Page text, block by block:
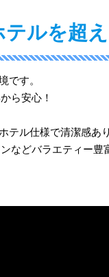
ルを超
です。
ら安心！
ル仕様で清潔感あり
などバラエティー豊